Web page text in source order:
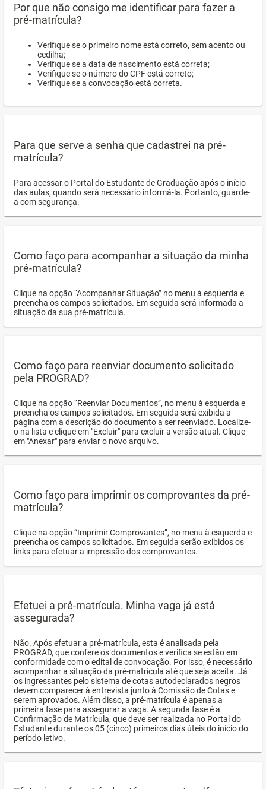
Por que não consigo me identificar para fazer a
pré-matrícula?
Verifique se o primeiro nome está correto, sem acento ou
cedilha;
Verifique se a data de nascimento está correta;
Verifique se o número do CPF está correto;
Verifique se a convocação está correta.
Para que serve a senha que cadastrei na pré-
matrícula?
Para acessar o Portal do Estudante de Graduação após o início
das aulas, quando será necessário informá-la. Portanto, guarde-
a com segurança.
Como faço para acompanhar a situação da minha
pré-matrícula?
Clique na opção “Acompanhar Situação” no menu à esquerda e
preencha os campos solicitados. Em seguida será informada a
situação da sua pré-matrícula.
Como faço para reenviar documento solicitado
pela PROGRAD?
Clique na opção “Reenviar Documentos”, no menu à esquerda e
preencha os campos solicitados. Em seguida será exibida a
página com a descrição do documento a ser reenviado. Localize-
o na lista e clique em "Excluir" para excluir a versão atual. Clique
em "Anexar" para enviar o novo arquivo.
Como faço para imprimir os comprovantes da pré-
matrícula?
Clique na opção “Imprimir Comprovantes”, no menu à esquerda e
preencha os campos solicitados. Em seguida serão exibidos os
links para efetuar a impressão dos comprovantes.
Efetuei a pré-matrícula. Minha vaga já está
assegurada?
Não. Após efetuar a pré-matrícula, esta é analisada pela
PROGRAD, que confere os documentos e verifica se estão em
conformidade com o edital de convocação. Por isso, é necessário
acompanhar a situação da pré-matrícula até que seja aceita. Já
os ingressantes pelo sistema de cotas autodeclarados negros
devem comparecer à entrevista junto à Comissão de Cotas e
serem aprovados. Além disso, a pré-matrícula é apenas a
primeira fase para assegurar a vaga. A segunda fase é a
Confirmação de Matrícula, que deve ser realizada no Portal do
Estudante durante os 05 (cinco) primeiros dias úteis do início do
período letivo.